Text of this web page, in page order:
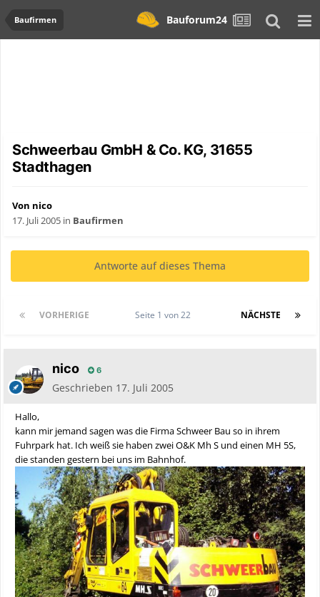
Baufirmen Bauforum24
Schweerbau GmbH & Co. KG, 31655
Stadthagen
Von nico
17. Juli 2005 in Baufirmen
Antworte auf dieses Thema
VORHERIGE NÄCHSTE
Seite 1 von 22
nico 6
Geschrieben 17. Juli 2005
Hallo,
kann mir jemand sagen was die Firma Schweer Bau so in ihrem
Fuhrpark hat. Ich weiß sie haben zwei O&K Mh S und einen MH 5S,
die standen gestern bei uns im Bahnhof.